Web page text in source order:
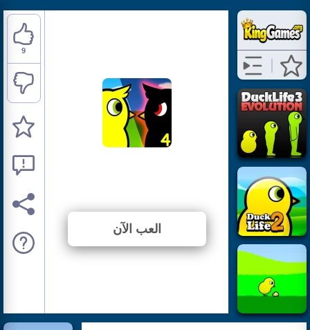
العب الآن
9